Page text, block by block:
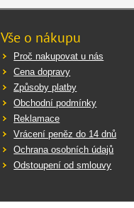
Vše o nákupu
Proč nakupovat u nás
Cena dopravy
Způsoby platby
Obchodní podmínky
Reklamace
Vrácení peněz do 14 dnů
Ochrana osobních údajů
Odstoupení od smlouvy